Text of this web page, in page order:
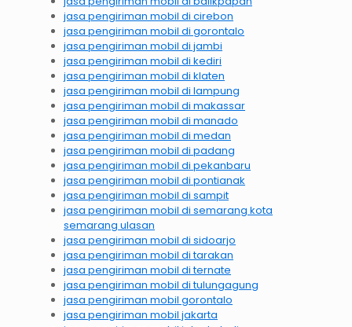
jasa pengiriman mobil di cirebon
jasa pengiriman mobil di gorontalo
jasa pengiriman mobil di jambi
jasa pengiriman mobil di kediri
jasa pengiriman mobil di klaten
jasa pengiriman mobil di lampung
jasa pengiriman mobil di makassar
jasa pengiriman mobil di manado
jasa pengiriman mobil di medan
jasa pengiriman mobil di padang
jasa pengiriman mobil di pekanbaru
jasa pengiriman mobil di pontianak
jasa pengiriman mobil di sampit
jasa pengiriman mobil di semarang kota
semarang ulasan
jasa pengiriman mobil di sidoarjo
jasa pengiriman mobil di tarakan
jasa pengiriman mobil di ternate
jasa pengiriman mobil di tulungagung
jasa pengiriman mobil gorontalo
jasa pengiriman mobil jakarta